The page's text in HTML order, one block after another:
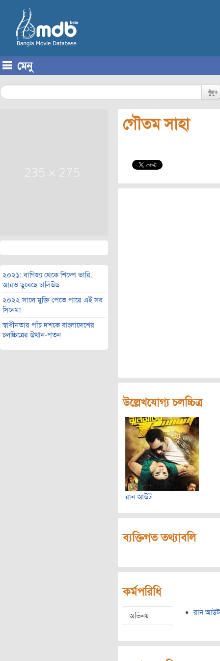
মেনু
খুঁজুন
২০২১: বাণিজ্য থেকে শিল্পে ভারি,
আরও ডুবেছে ঢালিউড
২০২২ সালে মুক্তি পেতে পারে এই সব
সিনেমা
স্বাধীনতার পাঁচ দশকে বাংলাদেশের
চলচ্চিত্রের উত্থান-পতন
গৌতম সাহা
উল্লেখযোগ্য চলচ্চিত্র
রান আউট
ব্যক্তিগত তথ্যাবলি
কর্মপরিধি
অভিনয় রান আউট